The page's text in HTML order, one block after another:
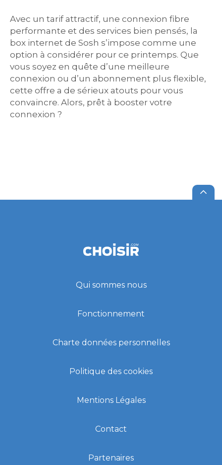
Avec un tarif attractif, une connexion fibre
performante et des services bien pensés, la
box internet de Sosh s’impose comme une
option à considérer pour ce printemps. Que
vous soyez en quête d’une meilleure
connexion ou d’un abonnement plus flexible,
cette offre a de sérieux atouts pour vous
convaincre. Alors, prêt à booster votre
connexion ?
Qui sommes nous
Fonctionnement
Charte données personnelles
Politique des cookies
Mentions Légales
Contact
Partenaires